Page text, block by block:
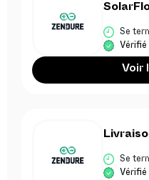
Se
Vérifié
Voir
Se
Vérifié